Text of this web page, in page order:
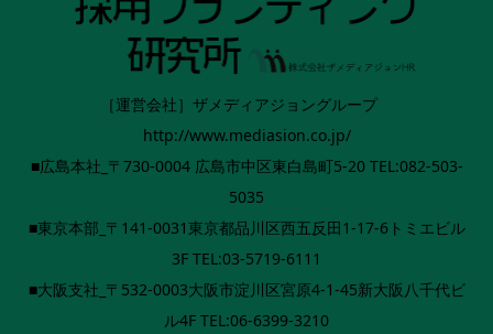
［運営会社］ザメディアジョングループ
http://www.mediasion.co.jp/
■広島本社_〒730-0004 広島市中区東白島町5-20 TEL:082-503-
5035
■東京本部_〒141-0031東京都品川区西五反田1-17-6トミエビル
3F TEL:03-5719-6111
■大阪支社_〒532-0003大阪市淀川区宮原4-1-45新大阪八千代ビ
ル4F TEL:06-6399-3210